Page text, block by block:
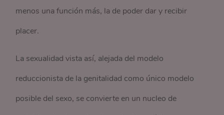
menos una función más, la de poder dar y recibir
placer.
La sexualidad vista así, alejada del modelo
reduccionista de la genitalidad como único modelo
posible del sexo, se convierte en un nucleo de